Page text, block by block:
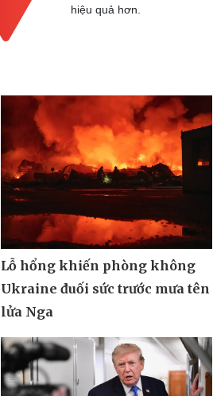
hiệu quả hơn.
Lỗ hổng khiến phòng không
Ukraine đuối sức trước mưa tên
lửa Nga